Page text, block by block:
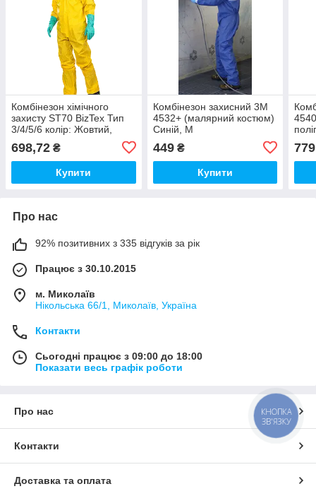
Комбінезон хімічного
захисту ST70 BizTex Тип
3/4/5/6 колір: Жовтий,
698,72 ₴
Купити
Комбінезон захисний 3М
4532+ (малярний костюм)
Синій, M
449₴
Купити
Про нас
92% позитивних з 335 відгуків за рік
Працює з 30.10.2015
м. Миколаїв
Нікольська 66/1, Миколаїв, Україна
Контакти
Сьогодні працює з 09:00 до 18:00
Показати весь графік роботи
Про нас
Контакти
Доставка та оплата
КНОПКА
ЗВ'ЯЗКУ